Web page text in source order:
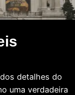
detalhes do
uma verdadeira